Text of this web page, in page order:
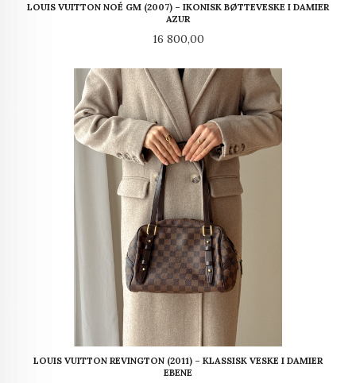
LOUIS VUITTON NOÉ GM (2007) – IKONISK BØTTEVESKE I DAMIER
AZUR
Pris
16 800,00
LOUIS VUITTON REVINGTON (2011) – KLASSISK VESKE I DAMIER
EBENE